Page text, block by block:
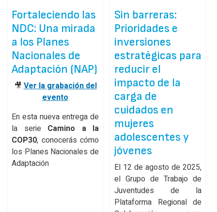
Fortaleciendo las
NDC: Una mirada
a los Planes
Nacionales de
Adaptación (NAP)
🎥Ver la grabación del
evento
En esta nueva entrega de
la serie Camino a la
COP30, conocerás cómo
los Planes Nacionales de
Adaptación
Sin barreras:
Prioridades e
inversiones
estratégicas para
reducir el
impacto de la
carga de
cuidados en
mujeres
adolescentes y
jóvenes
El 12 de agosto de 2025,
el Grupo de Trabajo de
Juventudes de la
Plataforma Regional de